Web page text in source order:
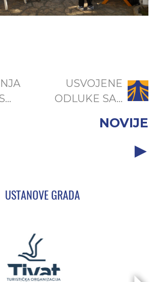
USVOJENE
ODLUKE SA...
NOVIJE
USTANOVE GRADA